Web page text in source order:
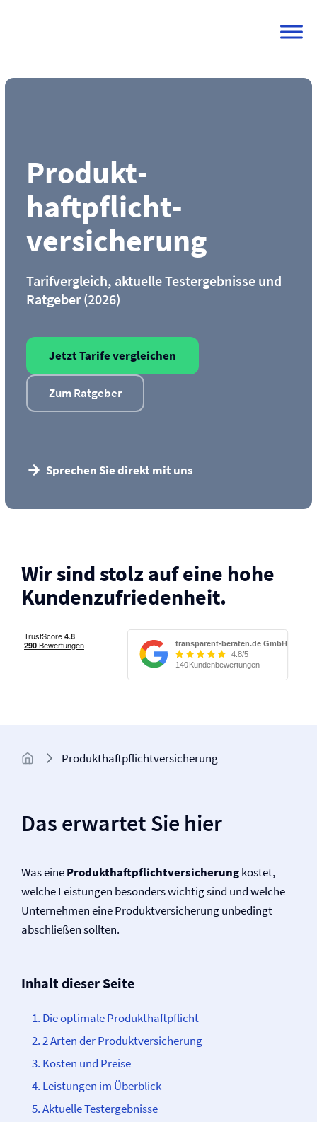
Produkt­
haftpflicht­
versicherung
Tarifvergleich, aktuelle Testergebnisse und
Ratgeber (2026)
Jetzt Tarife vergleichen
Zum Ratgeber
Sprechen Sie direkt mit uns
Wir sind stolz auf eine hohe
Kunden­zufriedenheit.
Produkt­­haftpflicht­­versicherung
Das erwartet Sie hier
Was eineProdukt­haftpflicht­versicherungkostet,
welche Leistungen besonders wichtig sind und welche
Unternehmen eine Produkt­versicherung unbedingt
abschließen sollten.
Inhalt dieser Seite
Die optimale Produkt­­haftpflicht
2 Arten der Produkt­­versicherung
Kosten und Preise
Leistungen im Überblick
Aktuelle Testergebnisse